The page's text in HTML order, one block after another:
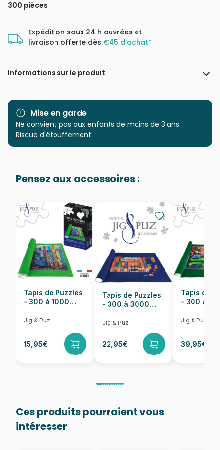
300 pièces
Expédition sous 24 h ouvrées et
livraison offerte dès €45 d’achat*
Informations sur le produit
Marque
Educa : un large choix de
Age
Nombre de pièces 300 pièces
Dimensions 40 x 28 cm
Mise en garde
Ne convient pas aux enfants de moins de 3 ans.
Risque d'étouffement.
Pensez aux accessoires :
Tapis de Puzzles
- 300 à 1000
Jig & Puz
15,95€
Tapis de Puzzles
- 300 à 3000
Jig & Puz
22,95€
Tapis de
- 300 à
Jig & Puz
39,95€
Ces produits pourraient vous
intéresser